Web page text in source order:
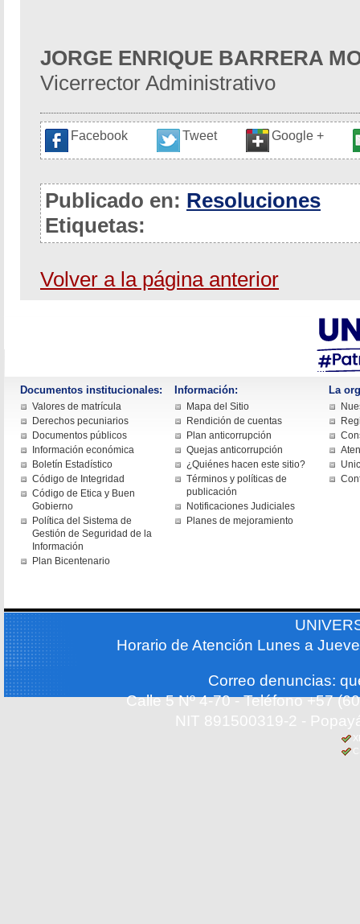
JORGE ENRIQUE BARRERA
Vicerrector Administrativo​
Facebook Tweet Google +
Publicado en: Resoluciones
Etiquetas:
Volver a la página anterior
Documentos institucionales:
Valores de matrícula
Derechos pecuniarios
Documentos públicos
Información económica
Boletín Estadístico
Código de Integridad
Código de Etica y Buen
Gobierno
Política del Sistema de
Gestión de Seguridad de la
Información
Plan Bicentenario
Información:
Mapa del Sitio
Rendición de cuentas
Plan anticorrupción
Quejas anticorrupción
¿Quiénes hacen este sitio?
Términos y políticas de
publicación
Notificaciones Judiciales
Planes de mejoramiento
La
Horario de Atención Lunes a
Correo denuncias:
Calle 5 Nº 4-70 - Teléfono +57
NIT 891500319-2 -